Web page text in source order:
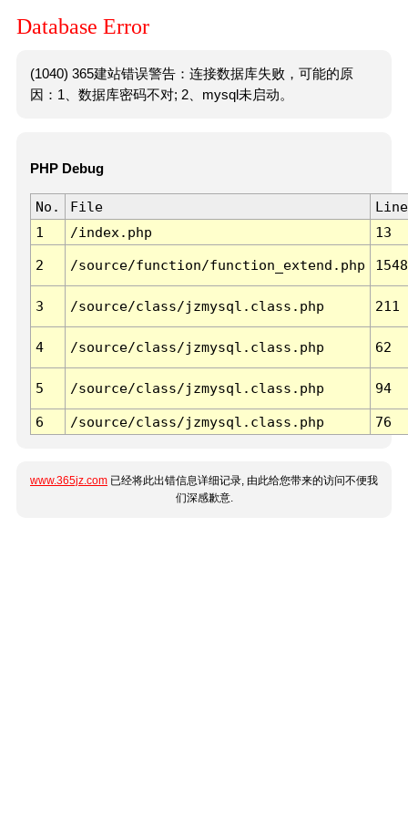
Database Error
(1040) 365建站错误警告：连接数据库失败，可能的原
因：1、数据库密码不对; 2、mysql未启动。
PHP Debug
No. File
Line
1
/index.php 13
2 /source/function/function_extend.php 1548
3 /source/class/jzmysql.class.php 211
4 /source/class/jzmysql.class.php 62
5 /source/class/jzmysql.class.php 94
6 /source/class/jzmysql.class.php 76
www.365jz.com 已经将此出错信息详细记录, 由此给您带来的访问不便我
们深感歉意.